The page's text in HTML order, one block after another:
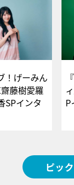
！げーみん
藤樹愛羅
SPインタ
ピッ